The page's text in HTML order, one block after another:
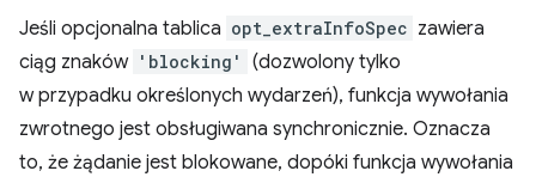
Jeśli opcjonalna tablica opt_extraInfoSpec zawiera
ciąg znaków 'blocking'
(dozwolony tylko
w przypadku określonych wydarzeń), funkcja wywołania
zwrotnego jest obsługiwana synchronicznie. Oznacza
to, że żądanie jest blokowane, dopóki funkcja wywołania